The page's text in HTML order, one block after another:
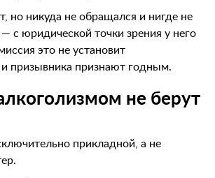
но никуда не обращался и нигде не
— с юридической точки зрения у него
это не установит
и призывника признают годным.
не берут
прикладной, а не